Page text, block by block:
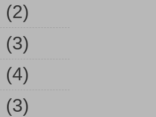
(2)
(3)
(4)
(3)